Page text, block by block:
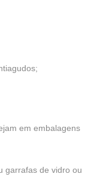
em embalagens
garrafas de vidro ou